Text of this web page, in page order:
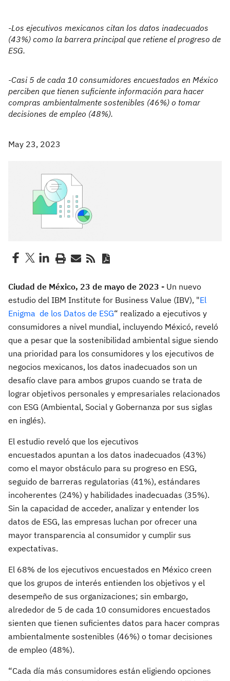
-Los ejecutivos mexicanos citan los datos inadecuados
(43%) como la barrera principal que retiene el progreso de
ESG.
-Casi 5 de cada 10 consumidores encuestados en México
perciben que tienen suficiente información para hacer
compras ambientalmente sostenibles (46%) o tomar
decisiones de empleo (48%).
May 23, 2023
Ciudad de México, 23 de mayo de 2023 - Un nuevo
estudio del IBM Institute for Business Value (IBV), "El
Enigma de los Datos de ESG“ realizado a ejecutivos y
consumidores a nivel mundial, incluyendo Méxicó, reveló
que a pesar que la sostenibilidad ambiental sigue siendo
una prioridad para los consumidores y los ejecutivos de
negocios mexicanos, los datos inadecuados son un
desafío clave para ambos grupos cuando se trata de
lograr objetivos personales y empresariales relacionados
con ESG (Ambiental, Social y Gobernanza por sus siglas
en inglés).
El estudio reveló que los ejecutivos
encuestados apuntan a los datos inadecuados (43%)
como el mayor obstáculo para su progreso en ESG,
seguido de barreras regulatorias (41%), estándares
incoherentes (24%) y habilidades inadecuadas (35%).
Sin la capacidad de acceder, analizar y entender los
datos de ESG, las empresas luchan por ofrecer una
mayor transparencia al consumidor y cumplir sus
expectativas.
El 68% de los ejecutivos encuestados en México creen
que los grupos de interés entienden los objetivos y el
desempeño de sus organizaciones; sin embargo,
alrededor de 5 de cada 10 consumidores encuestados
sienten que tienen suficientes datos para hacer compras
ambientalmente sostenibles (46%) o tomar decisiones
de empleo (48%).
“Cada día más consumidores están eligiendo opciones